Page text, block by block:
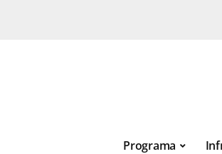
Programa